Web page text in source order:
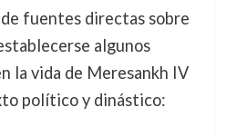
fuentes directas sobre
algunos
la vida de Meresankh IV
político y dinástico: